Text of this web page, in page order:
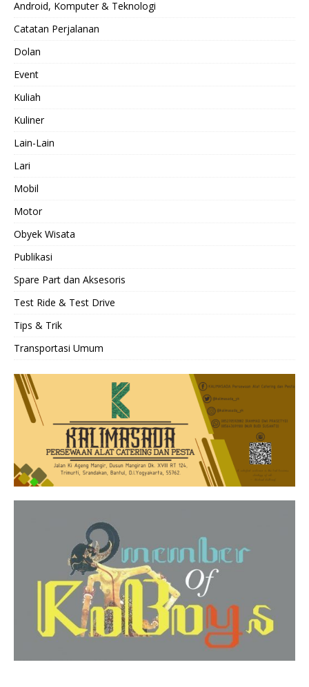
Android, Komputer & Teknologi
Catatan Perjalanan
Dolan
Event
Kuliah
Kuliner
Lain-Lain
Lari
Mobil
Motor
Obyek Wisata
Publikasi
Spare Part dan Aksesoris
Test Ride & Test Drive
Tips & Trik
Transportasi Umum